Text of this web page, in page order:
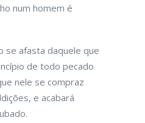
num homem é
se afasta daquele que
de todo pecado
nele se compraz
e acabará